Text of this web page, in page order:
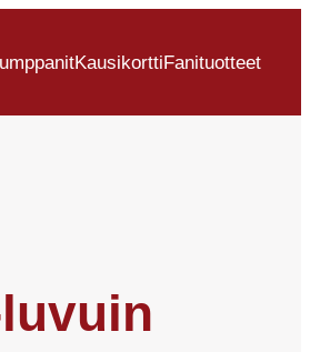
KausikorttiFanituotteet